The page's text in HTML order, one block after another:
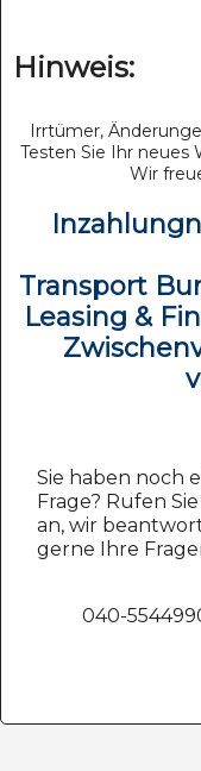
Hinweis:
Irrtümer,
Testen Sie Ihr neues
Wir
Transport
Leasing &
Sie haben noch
Frage? Rufen
an, wir
gerne Ihre
040-